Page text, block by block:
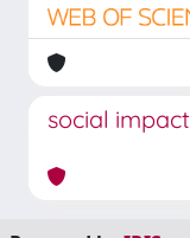
social impact